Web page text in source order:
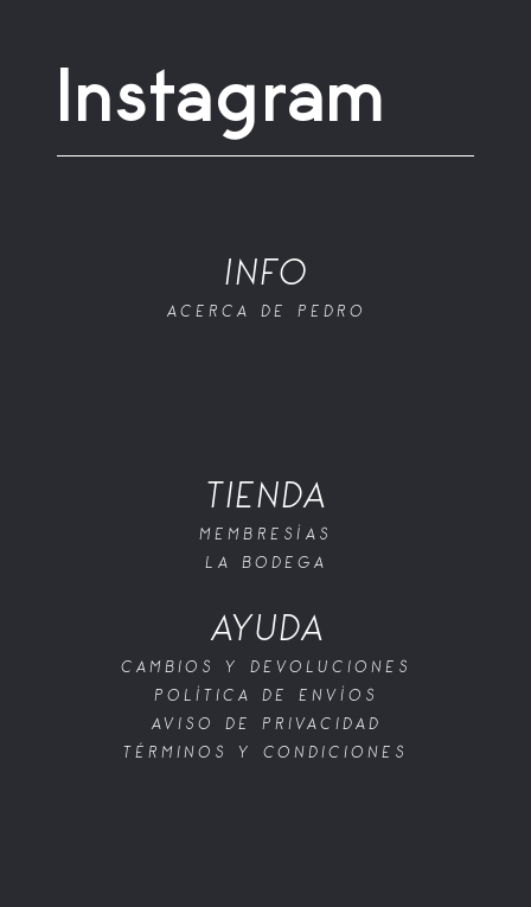
Instagram
INFO
ACERCA DE PEDRO
TIENDA
MEMBRESÍAS
LA BODEGA
AYUDA
CAMBIOS Y DEVOLUCIONES
POLÍTICA DE ENVÍOS
AVISO DE PRIVACIDAD
TÉRMINOS Y CONDICIONES